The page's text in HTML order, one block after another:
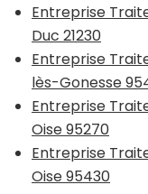
Entreprise
Duc 21230
Entreprise
lès-Gonesse
Entreprise
Oise 95270
Entreprise
Oise 95430